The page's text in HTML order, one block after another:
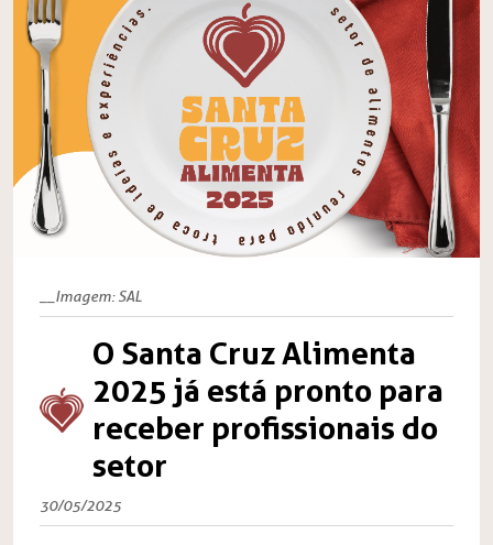
__Imagem: SAL
O Santa Cruz Alimenta
2025 já está pronto para
receber profissionais do
setor
30/05/2025